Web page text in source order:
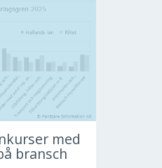
med
bransch